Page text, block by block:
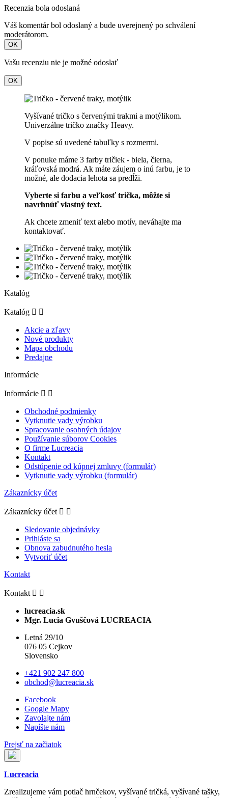
Recenzia bola odoslaná
Váš komentár bol odoslaný a bude uverejnený po schválení
moderátorom.
OK
Vašu recenziu nie je možné odoslať
OK
Vyšívané tričko s červenými trakmi a motýlikom.
Univerzálne tričko značky Heavy.
V popise sú uvedené tabuľky s rozmermi.
V ponuke máme 3 farby tričiek - biela, čierna,
kráľovská modrá. Ak máte záujem o inú farbu, je to
možné, ale dodacia lehota sa predĺži.
Vyberte si farbu a veľkosť trička, môžte si
navrhnúť vlastný text.
Ak chcete zmeniť text alebo motív, neváhajte ma
kontaktovať.
Katalóg
Katalóg  
Akcie a zľavy
Nové produkty
Mapa obchodu
Predajne
Informácie
Informácie  
Obchodné podmienky
Vytknutie vady výrobku
Spracovanie osobných údajov
Používanie súborov Cookies
O firme Lucreacia
Kontakt
Odstúpenie od kúpnej zmluvy (formulár)
Vytknutie vady výrobku (formulár)
Zákaznícky účet
Zákaznícky účet  
Sledovanie objednávky
Prihláste sa
Obnova zabudnutého hesla
Vytvoriť účet
Kontakt
Kontakt  
lucreacia.sk
Mgr. Lucia Gvuščová LUCREACIA
Letná 29/10
076 05 Cejkov
Slovensko
+421 902 247 800
obchod@lucreacia.sk
Facebook
Google Mapy
Zavolajte nám
Napíšte nám
Prejsť na začiatok
Lucreacia
Zrealizujeme vám potlač hrnčekov, vyšívané tričká, vyšívané tašky,